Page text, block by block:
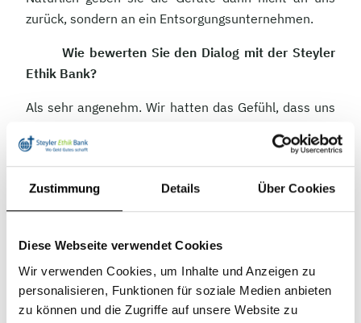
Zustimmung Details Über Cookies
Diese Webseite verwendet Cookies
Wir verwenden Cookies, um Inhalte und Anzeigen zu
personalisieren, Funktionen für soziale Medien anbieten
zu können und die Zugriffe auf unsere Website zu
zurück, sondern an ein Entsorgungsunternehmen.
Wie bewerten Sie den Dialog mit der Steyler
Ethik Bank?
Als sehr angenehm. Wir hatten das Gefühl, dass uns
den Schutz der Umwelt oder soziale Themen. Positiv
war, dass Sie uns eben keine standardisierten
Fragebögen geschickt haben, sondern an einem
echten Austausch interessiert waren. Unter
Video-Call statt.
Mittlerweile hat sich Ihr ISS-Rating stark
verbessert. ISS ESG ist ja die Agentur, von der die